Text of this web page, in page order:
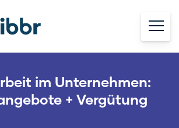
im Unternehmen:
+ Vergütung